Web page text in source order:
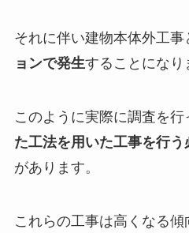
それに伴い建物本体外工事
ョンで発生することになり
このように実際に調査を行
た工法を用いた工事を行
があります。
これらの工事は高くなる